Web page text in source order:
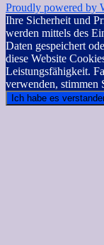
Proudly powered by
Ihre Sicherheit und
werden mittels des
Daten gespeichert
diese Website
Leistungsfähigkeit.
verwenden, stimmen
Ich habe es